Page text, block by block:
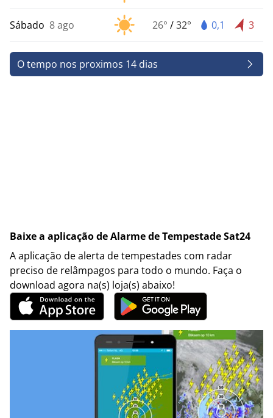
Sábado 8 ago 26° /32° 0,1 3
O tempo nos proximos 14 dias
Baixe a aplicação de Alarme de Tempestade Sat24
A aplicação de alerta de tempestades com radar
preciso de relâmpagos para todo o mundo. Faça o
download agora na(s) loja(s) abaixo!